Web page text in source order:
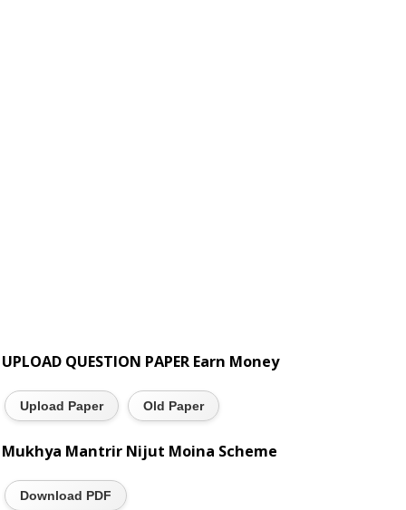
UPLOAD QUESTION PAPER Earn Money
Upload Paper Old Paper
Mukhya Mantrir Nijut Moina Scheme
Download PDF